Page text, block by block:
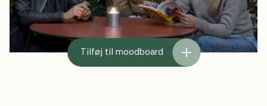
Tilføj til moodboard